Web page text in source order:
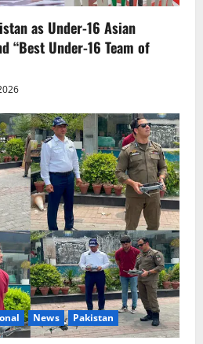
as Under-16 Asian
“Best Under-16 Team of
News Pakistan